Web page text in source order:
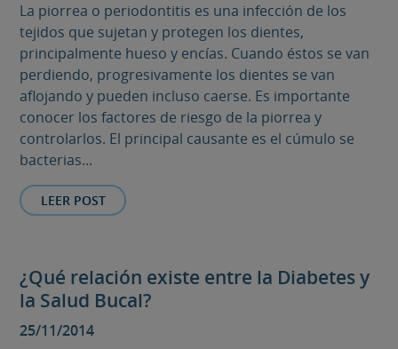
La piorrea o periodontitis es una infección de los
tejidos que sujetan y protegen los dientes,
principalmente hueso y encías. Cuando éstos se van
perdiendo, progresivamente los dientes se van
aflojando y pueden incluso caerse. Es importante
conocer los factores de riesgo de la piorrea y
controlarlos. El principal causante es el cúmulo se
bacterias...
LEER POST
¿Qué relación existe entre la Diabetes y
la Salud Bucal?
25/11/2014